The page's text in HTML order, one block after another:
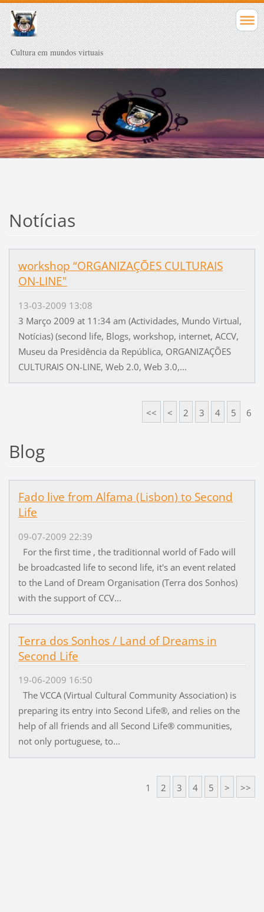
Cultura em mundos virtuais
Notícias
workshop “ORGANIZAÇÕES CULTURAIS
ON-LINE"
13-03-2009 13:08
3 Março 2009 at 11:34 am (Actividades, Mundo Virtual,
Notícias) (second life, Blogs, workshop, internet, ACCV,
Museu da Presidência da República, ORGANIZAÇÕES
CULTURAIS ON-LINE, Web 2.0, Web 3.0,...
<< < 2 3 4 5 6
Blog
Fado live from Alfama (Lisbon) to Second
Life
09-07-2009 22:39
For the first time , the traditionnal world of Fado will
be broadcasted life to second life, it's an event related
to the Land of Dream Organisation (Terra dos Sonhos)
with the support of CCV...
Terra dos Sonhos / Land of Dreams in
Second Life
19-06-2009 16:50
The VCCA (Virtual Cultural Community Association) is
preparing its entry into Second Life®, and relies on the
help of all friends and all Second Life® communities,
not only portuguese, to...
1 2 3 4 5 > >>